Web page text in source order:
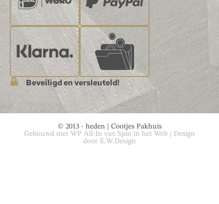
Beveiligd en versleuteld!
© 2013 - heden | Cootjes Pakhuis
Gebouwd met WP All-In van Spin in het Web | Design
door E.W.Design